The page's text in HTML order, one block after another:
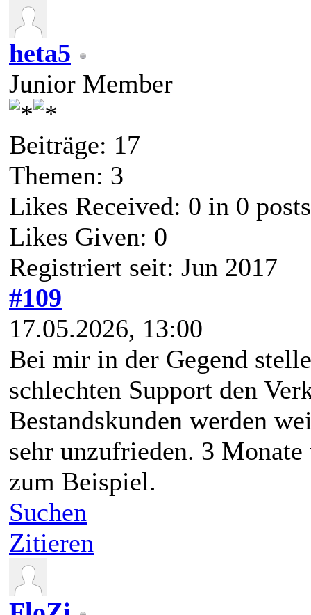
heta5
Junior Member
Beiträge: 17
Themen: 3
Likes Received: 0 in 0 posts
Likes Given: 0
Registriert seit: Jun 2017
#109
17.05.2026, 13:00
Bei mir in der Gegend
schlechten Support den
Bestandskunden werden
sehr unzufrieden. 3
zum Beispiel.
Suchen
Zitieren